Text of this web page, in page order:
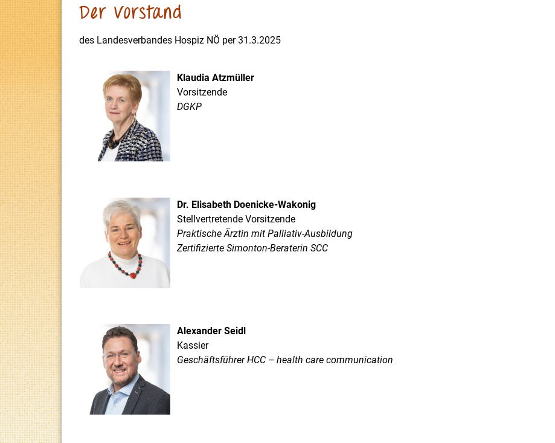
Der Vorstand
des Landesverbandes Hospiz NÖ per 31.3.2025
Klaudia Atzmüller
Vorsitzende
DGKP
Dr. Elisabeth Doenicke-Wakonig
Stellvertretende Vorsitzende
Praktische Ärztin mit Palliativ-Ausbildung
Zertifizierte Simonton-Beraterin SCC
Alexander Seidl
Kassier
Geschäftsführer HCC – health care communication